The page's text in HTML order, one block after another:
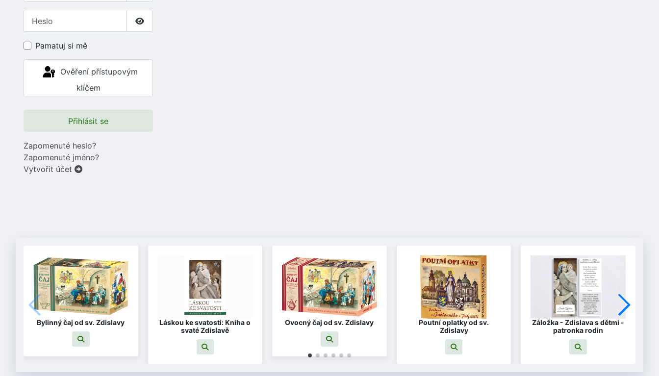
Zobrazit heslo
Pamatuj si mě
klíčem
Přihlásit se
Zapomenuté heslo?
Zapomenuté jméno?
Vytvořit účet
Bylinný čaj od sv. Zdislavy
Láskou ke svatosti: Kniha o
svaté Zdislavě
Ovocný čaj od sv. Zdislavy
Poutní oplatky od sv.
Zdislavy
Záložka - Zdislava s dětmi -
patronka rodin